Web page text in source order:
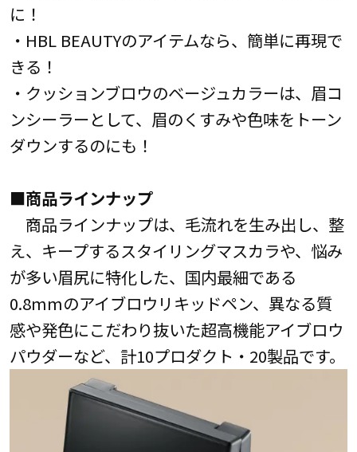
に！
・HBL BEAUTYのアイテムなら、簡単に再現で
きる！
・クッションブロウのベージュカラーは、眉コ
ンシーラーとして、眉のくすみや色味をトーン
ダウンするのにも！
■商品ラインナップ
商品ラインナップは、毛流れを生み出し、整
え、キープするスタイリングマスカラや、悩み
が多い眉尻に特化した、国内最細である
0.8mmのアイブロウリキッドペン、異なる質
感や発色にこだわり抜いた超高機能アイブロウ
パウダーなど、計10プロダクト・20製品です。